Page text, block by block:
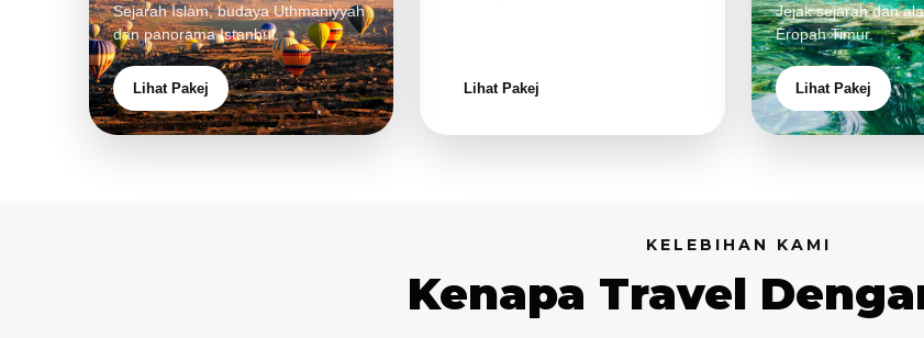
Sejarah Islam, budaya Uthmaniyyah
dan panorama Istanbul.
Lihat Pakej Lihat Pakej
Jejak sejarah dan
Eropah Timur.
Lihat Pakej
KELEBIHAN KAMI
Kenapa Travel